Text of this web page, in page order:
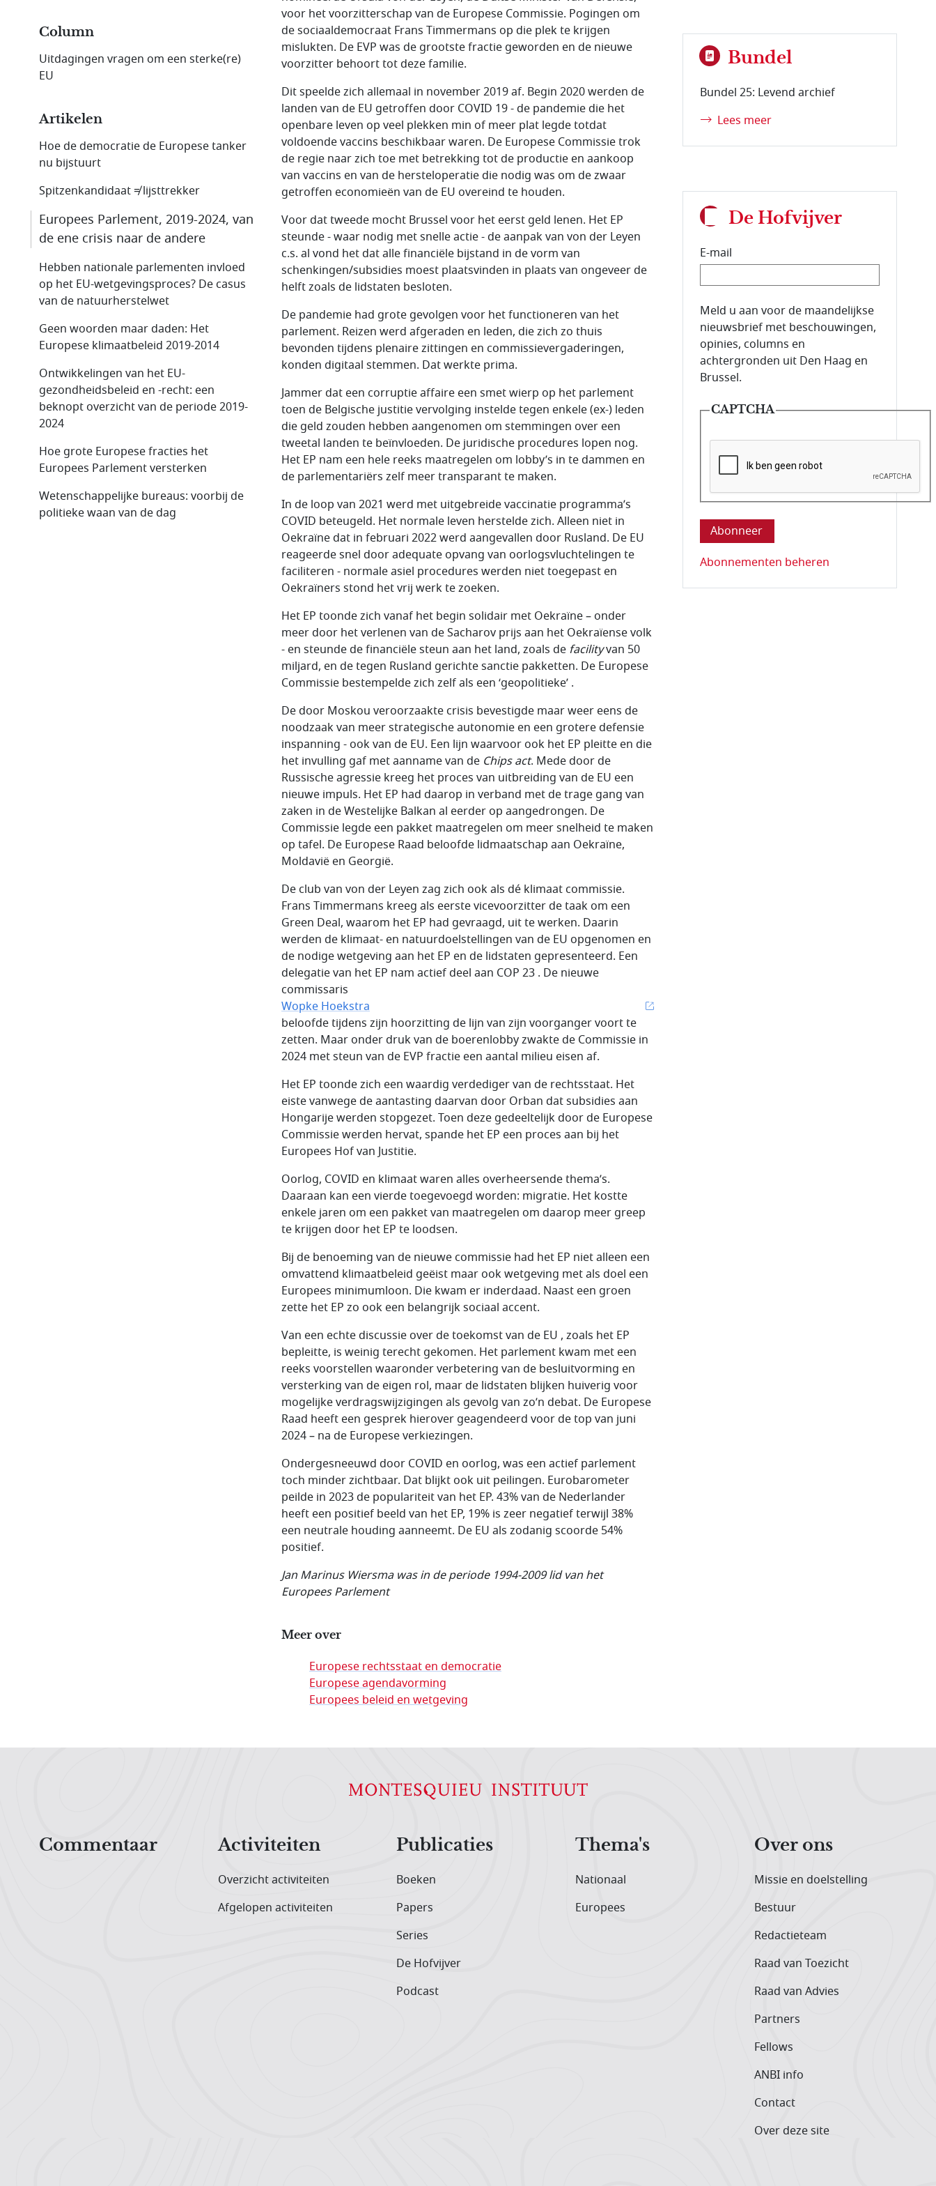
voor het voorzitterschap van de Europese Commissie. Pogingen om
de sociaaldemocraat Frans Timmermans op die plek te krijgen
mislukten. De EVP was de grootste fractie geworden en de nieuwe
voorzitter behoort tot deze familie.
Dit speelde zich allemaal in november 2019 af. Begin 2020 werden de
landen van de EU getroffen door COVID 19 - de pandemie die het
openbare leven op veel plekken min of meer plat legde totdat
voldoende vaccins beschikbaar waren. De Europese Commissie trok
de regie naar zich toe met betrekking tot de productie en aankoop
van vaccins en van de hersteloperatie die nodig was om de zwaar
getroffen economieën van de EU overeind te houden.
Voor dat tweede mocht Brussel voor het eerst geld lenen. Het EP
steunde - waar nodig met snelle actie - de aanpak van von der Leyen
c.s. al vond het dat alle financiële bijstand in de vorm van
schenkingen/subsidies moest plaatsvinden in plaats van ongeveer de
helft zoals de lidstaten besloten.
De pandemie had grote gevolgen voor het functioneren van het
parlement. Reizen werd afgeraden en leden, die zich zo thuis
bevonden tijdens plenaire zittingen en commissievergaderingen,
konden digitaal stemmen. Dat werkte prima.
Jammer dat een corruptie affaire een smet wierp op het parlement
toen de Belgische justitie vervolging instelde tegen enkele (ex-) leden
die geld zouden hebben aangenomen om stemmingen over een
tweetal landen te beïnvloeden. De juridische procedures lopen nog.
Het EP nam een hele reeks maatregelen om lobby’s in te dammen en
de parlementariërs zelf meer transparant te maken.
In de loop van 2021 werd met uitgebreide vaccinatie programma’s
COVID beteugeld. Het normale leven herstelde zich. Alleen niet in
Oekraïne dat in februari 2022 werd aangevallen door Rusland. De EU
reageerde snel door adequate opvang van oorlogsvluchtelingen te
faciliteren - normale asiel procedures werden niet toegepast en
Oekraïners stond het vrij werk te zoeken.
Het EP toonde zich vanaf het begin solidair met Oekraïne – onder
meer door het verlenen van de Sacharov prijs aan het Oekraïense volk
- en steunde de financiële steun aan het land, zoals de facilityvan 50
miljard, en de tegen Rusland gerichte sanctie pakketten. De Europese
Commissie bestempelde zich zelf als een ‘geopolitieke’ .
De door Moskou veroorzaakte crisis bevestigde maar weer eens de
noodzaak van meer strategische autonomie en een grotere defensie
inspanning - ook van de EU. Een lijn waarvoor ook het EP pleitte en die
het invulling gaf met aanname van de Chips act. Mede door de
Russische agressie kreeg het proces van uitbreiding van de EU een
nieuwe impuls. Het EP had daarop in verband met de trage gang van
zaken in de Westelijke Balkan al eerder op aangedrongen. De
Commissie legde een pakket maatregelen om meer snelheid te maken
op tafel. De Europese Raad beloofde lidmaatschap aan Oekraïne,
Moldavië en Georgië.
De club van von der Leyen zag zich ook als dé klimaat commissie.
Frans Timmermans kreeg als eerste vicevoorzitter de taak om een
Green Deal, waarom het EP had gevraagd, uit te werken. Daarin
werden de klimaat- en natuurdoelstellingen van de EU opgenomen en
de nodige wetgeving aan het EP en de lidstaten gepresenteerd. Een
delegatie van het EP nam actief deel aan COP 23 . De nieuwe
commissaris
Wopke Hoekstra
beloofde tijdens zijn hoorzitting de lijn van zijn voorganger voort te
zetten. Maar onder druk van de boerenlobby zwakte de Commissie in
2024 met steun van de EVP fractie een aantal milieu eisen af.
Het EP toonde zich een waardig verdediger van de rechtsstaat. Het
eiste vanwege de aantasting daarvan door Orban dat subsidies aan
Hongarije werden stopgezet. Toen deze gedeeltelijk door de Europese
Commissie werden hervat, spande het EP een proces aan bij het
Europees Hof van Justitie.
Oorlog, COVID en klimaat waren alles overheersende thema’s.
Daaraan kan een vierde toegevoegd worden: migratie. Het kostte
enkele jaren om een pakket van maatregelen om daarop meer greep
te krijgen door het EP te loodsen.
Bij de benoeming van de nieuwe commissie had het EP niet alleen een
omvattend klimaatbeleid geëist maar ook wetgeving met als doel een
Europees minimumloon. Die kwam er inderdaad. Naast een groen
zette het EP zo ook een belangrijk sociaal accent.
Van een echte discussie over de toekomst van de EU , zoals het EP
bepleitte, is weinig terecht gekomen. Het parlement kwam met een
reeks voorstellen waaronder verbetering van de besluitvorming en
versterking van de eigen rol, maar de lidstaten blijken huiverig voor
mogelijke verdragswijzigingen als gevolg van zo’n debat. De Europese
Raad heeft een gesprek hierover geagendeerd voor de top van juni
2024 – na de Europese verkiezingen.
Ondergesneeuwd door COVID en oorlog, was een actief parlement
toch minder zichtbaar. Dat blijkt ook uit peilingen. Eurobarometer
peilde in 2023 de populariteit van het EP. 43% van de Nederlander
heeft een positief beeld van het EP, 19% is zeer negatief terwijl 38%
een neutrale houding aanneemt. De EU als zodanig scoorde 54%
positief.
Jan Marinus Wiersma was in de periode 1994-2009 lid van het
Europees Parlement
Meer over
Europese rechtsstaat en democratie
Europese agendavorming
Europees beleid en wetgeving
Column
Uitdagingen vragen om een sterke(re)
EU
Artikelen
Hoe de democratie de Europese tanker
nu bijstuurt
Spitzenkandidaat ≠ lijsttrekker
Europees Parlement, 2019-2024, van
de ene crisis naar de andere
Hebben nationale parlementen invloed
op het EU-wetgevings­proces? De casus
van de natuur­herstelwet
Geen woorden maar daden: Het
Europese klimaatbeleid 2019-2014
Ontwikkelingen van het EU-
gezondheidsbeleid en -recht: een
beknopt overzicht van de periode 2019-
2024
Hoe grote Europese fracties het
Europees Parlement versterken
Wetenschappelijke bureaus: voorbij de
politieke waan van de dag
Bundel
Bundel 25: Levend archief
Lees meer
De Hofvijver
E-mail
E-mailadres van de abonnee.
Meld u aan voor de maandelijkse
nieuwsbrief met beschouwingen,
opinies, columns en
achtergronden uit Den Haag en
Brussel.
CAPTCHA
Deze vraag is om te controleren dat u
Abonnementen beheren
Commentaar
Activiteiten
Overzicht activiteiten
Afgelopen activiteiten
Publicaties
Boeken
Papers
Series
De Hofvijver
Podcast
Thema's
Nationaal
Europees
Over ons
Missie en doelstelling
Bestuur
Redactieteam
Raad van Toezicht
Raad van Advies
Partners
Fellows
ANBI info
Contact
Over deze site